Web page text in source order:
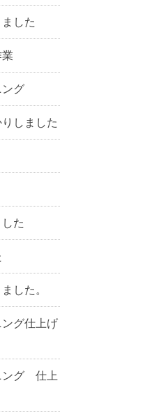
した
グ
しました
た
した。
グ仕上げ
ング 仕上